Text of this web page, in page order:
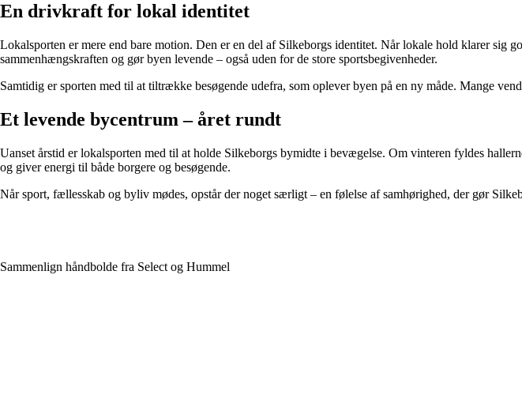
En drivkraft for lokal identitet
Lokalsporten er mere end bare motion. Den er en del af Silkeborgs identitet. Når lokale hold klarer sig
sammenhængskraften og gør byen levende – også uden for de store sportsbegivenheder.
Samtidig er sporten med til at tiltrække besøgende udefra, som oplever byen på en ny måde. Mange
Et levende bycentrum – året rundt
Uanset årstid er lokalsporten med til at holde Silkeborgs bymidte i bevægelse. Om vinteren fyldes
og giver energi til både borgere og besøgende.
Når sport, fællesskab og byliv mødes, opstår der noget særligt – en følelse af samhørighed, der gør
Sammenlign håndbolde fra Select og Hummel